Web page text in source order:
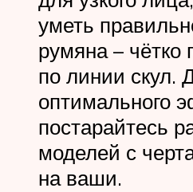
уметь
румяна – чётко
по линии скул.
оптимального
постарайтесь
моделей с
на ваши.